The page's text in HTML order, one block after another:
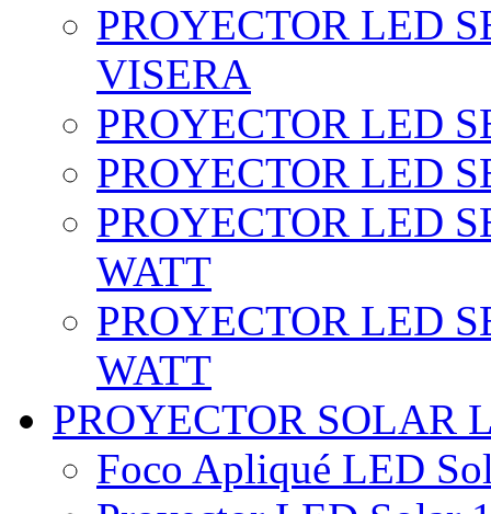
PROYECTOR LED
VISERA
PROYECTOR LED
PROYECTOR LED
PROYECTOR LED
WATT
PROYECTOR LED
WATT
PROYECTOR SOLAR
Foco Apliqué LED